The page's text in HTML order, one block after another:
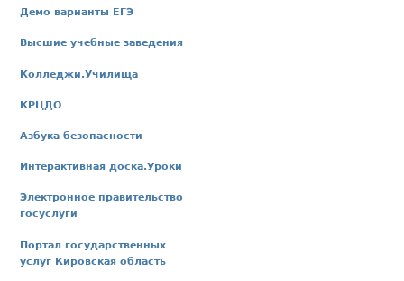
Демо варианты ЕГЭ
Высшие учебные заведения
Колледжи.Училища
КРЦДО
Азбука безопасности
Интерактивная доска.Уроки
Электронное правительство
госуслуги
Портал государственных
услуг Кировская область